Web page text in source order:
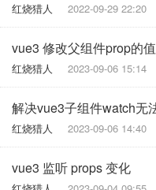
红烧猎人 2022-09-29 22:20
vue3 修改父组件prop的值
红烧猎人 2023-09-06 15:14
红烧猎人 2023-09-06 14:40
vue3 监听 props 变化